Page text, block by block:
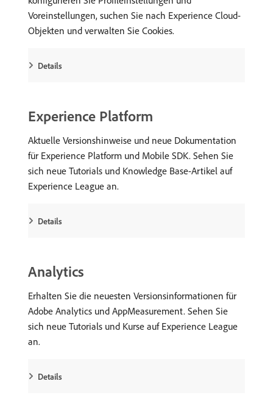
Voreinstellungen, suchen Sie nach Experience Cloud-
Objekten und verwalten Sie Cookies.
Details
Experience Platform
Aktuelle Versionshinweise und neue Dokumentation
für Experience Platform und Mobile SDK. Sehen Sie
sich neue Tutorials und Knowledge Base-Artikel auf
Experience League an.
Details
Analytics
Erhalten Sie die neuesten Versionsinformationen für
Adobe Analytics und AppMeasurement. Sehen Sie
sich neue Tutorials und Kurse auf Experience League
an.
Details